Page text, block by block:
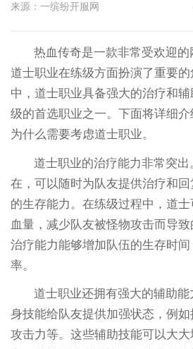
来源：一缤纷开服网
热血传奇是一款非常受欢迎
道士职业在练级方面扮演了重要
中，道士职业具备强大的治疗和
级的首选职业之一。下面将详细介
为什么需要考虑道士职业。
道士职业的治疗能力非常突
在，可以随时为队友提供治疗和
的生存能力。在练级过程中，道
血量，减少队友被怪物攻击而导
治疗能力能够增加队伍的生存时
率。
道士职业还拥有强大的辅助能
身技能给队友提供加强状态，例如
攻击力等。这些辅助技能可以大